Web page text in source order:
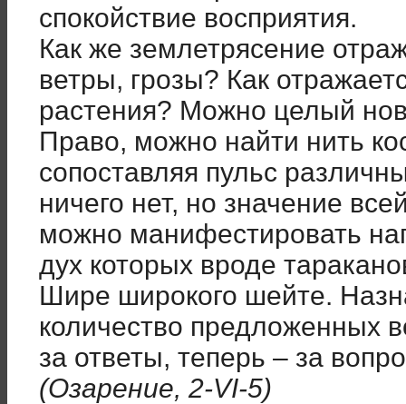
спокойствие восприятия.
Как же землетрясение
ветры, грозы? Как
растения? Можно целый
Право, можно найти нить
сопоставляя пульс
ничего нет, но значение
можно манифестировать
дух которых вроде
Шире широкого шейте.
количество предложенных
за ответы, теперь – за
(Озарение, 2-VI-5)